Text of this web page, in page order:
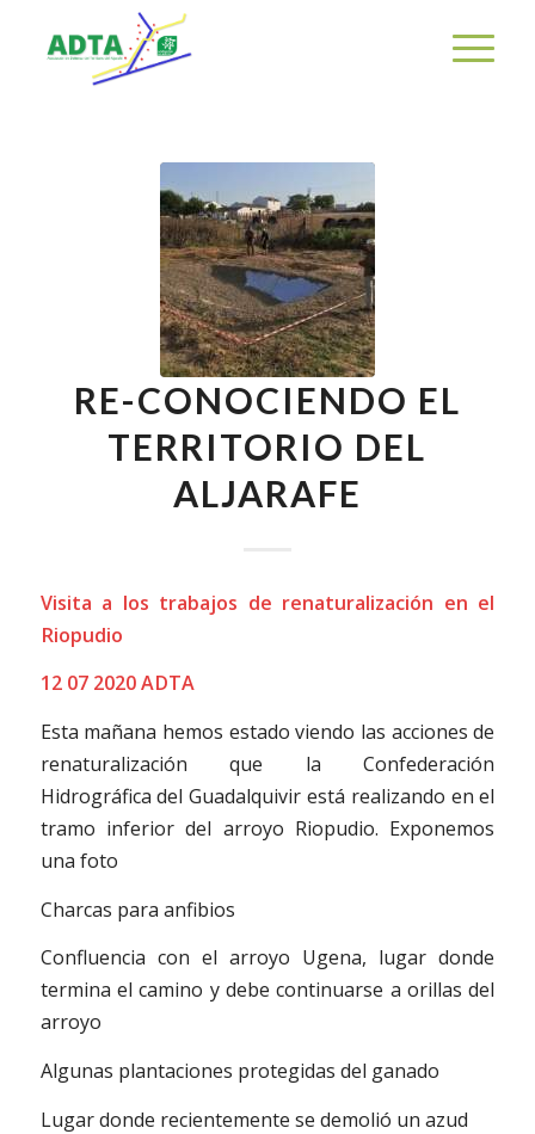
RE-CONOCIENDO EL
TERRITORIO DEL
ALJARAFE
Visita a los trabajos de renaturalización en el
Riopudio
12 07 2020 ADTA
Esta mañana hemos estado viendo las acciones de
renaturalización que la Confederación
Hidrográfica del Guadalquivir está realizando en el
tramo inferior del arroyo Riopudio. Exponemos
una foto
Charcas para anfibios
Confluencia con el arroyo Ugena, lugar donde
termina el camino y debe continuarse a orillas del
arroyo
Algunas plantaciones protegidas del ganado
Lugar donde recientemente se demolió un azud